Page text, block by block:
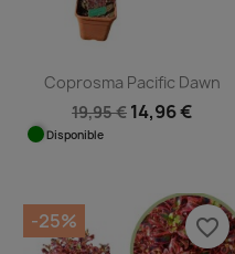
Coprosma Pacific Dawn
19,95 € 14,96 €
Disponible
-25% favorite_border